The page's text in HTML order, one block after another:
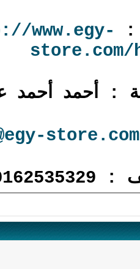
:
www.egy-
store.com/
: أحمد أحمد
store.com